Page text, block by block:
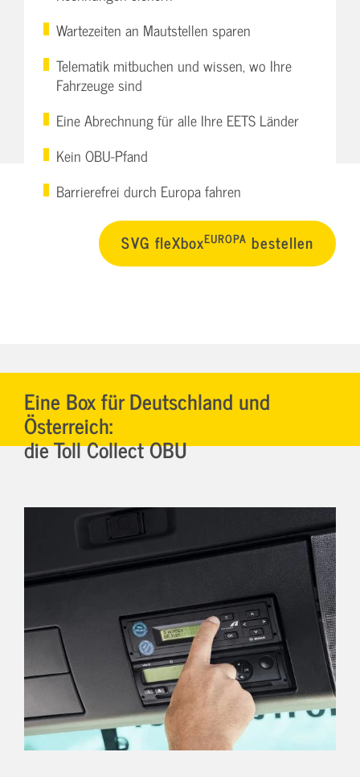
Wartezeiten an Mautstellen sparen
Telematik mitbuchen und wissen, wo Ihre
Fahrzeuge sind
Eine Abrechnung für alle Ihre EETS Länder
Kein OBU-Pfand
Barrierefrei durch Europa fahren
SVG fleXboxEUROPA bestellen
Eine Box für Deutschland und
Österreich:
die Toll Collect OBU